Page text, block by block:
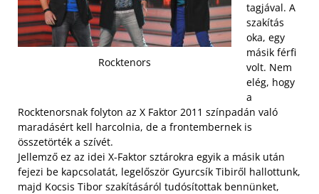
Rocktenors
tagjával. A
szakítás
oka, egy
másik férfi
volt. Nem
elég, hogy
a
Rocktenorsnak folyton az X Faktor 2011 színpadán való
maradásért kell harcolnia, de a frontembernek is
összetörték a szívét.
Jellemző ez az idei X-Faktor sztárokra egyik a másik után
fejezi be kapcsolatát, legelőször Gyurcsík Tibiről hallottunk,
majd Kocsis Tibor szakításáról tudósítottak bennünket,